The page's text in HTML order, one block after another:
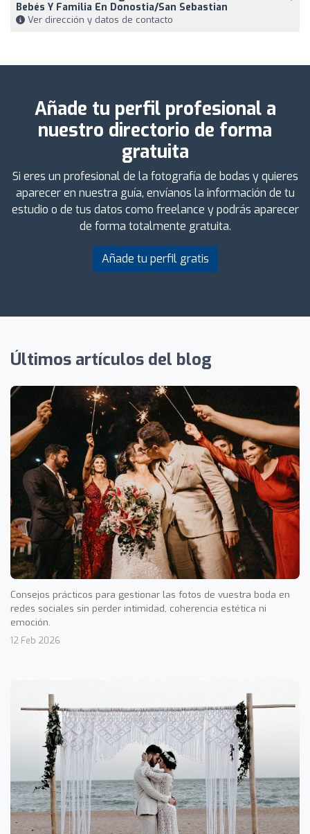
Bebés Y Familia En Donostia/San Sebastian
Ver dirección y datos de contacto
Añade tu perfil profesional a
nuestro directorio de forma
gratuita
Si eres un profesional de la fotografía de bodas y quieres
aparecer en nuestra guía, envíanos la información de tu
estudio o de tus datos como freelance y podrás aparecer
de forma totalmente gratuita.
Añade tu perfil gratis
Últimos artículos del blog
Consejos prácticos para gestionar las fotos de vuestra boda en
redes sociales sin perder intimidad, coherencia estética ni
emoción.
12 Feb 2026